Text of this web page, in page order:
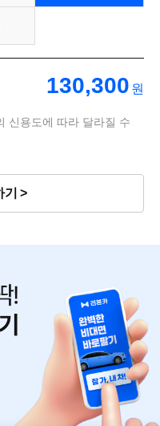
130,300 원
신용도에 따라 달라질 수